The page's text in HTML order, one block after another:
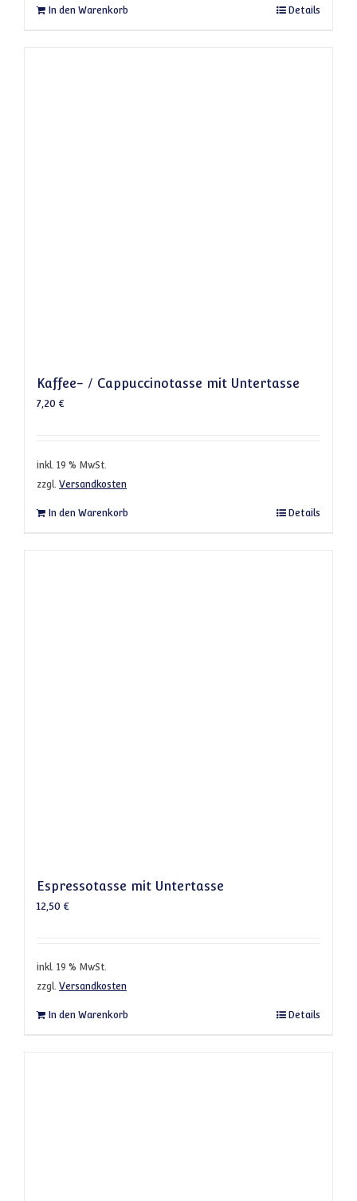
In den Warenkorb Details
Kaffee- / Cappuccinotasse mit Untertasse
7,20 €
inkl. 19 % MwSt.
zzgl. Versandkosten
In den Warenkorb Details
Espressotasse mit Untertasse
12,50 €
inkl. 19 % MwSt.
zzgl. Versandkosten
In den Warenkorb Details